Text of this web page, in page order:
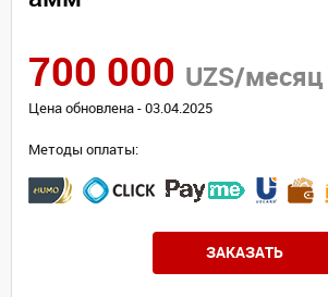
700 000 UZS/месяц
Цена обновлена - 03.04.2025
Методы оплаты:
ЗАКАЗАТЬ